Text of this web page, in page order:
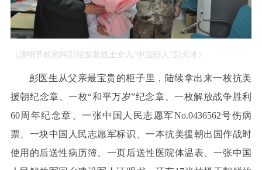
（清明节前慰问彭绍发老战士女儿“中国好人”彭天冰）
彭医生从父亲最宝贵的柜子里，陆续拿出来一枚抗美
援朝纪念章、一枚“和平万岁”纪念章、一枚解放战争胜利
60周年纪念章、一张中国人民志愿军No.0436562号伤病
票、一块中国人民志愿军标识、一本抗美援朝出国作战时
使用的后送性病历簿、一页后送性医院体温表、一张中国